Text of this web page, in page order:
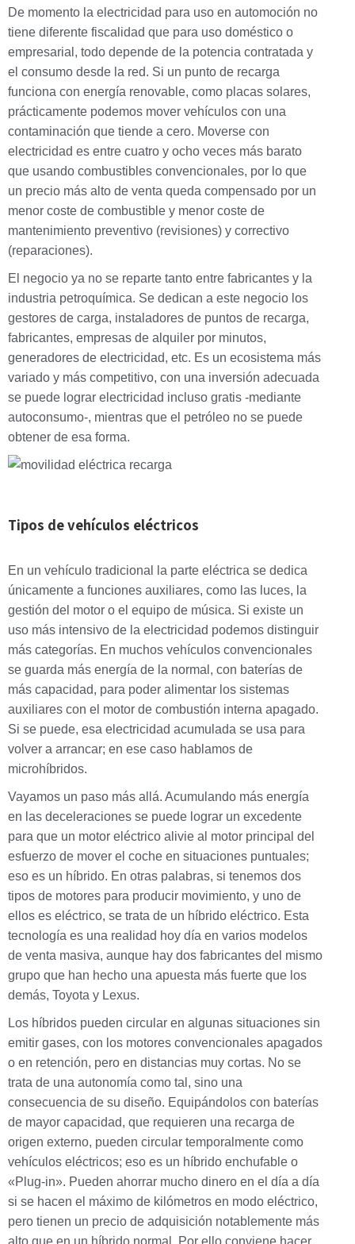
De momento la electricidad para uso en automoción no
tiene diferente fiscalidad que para uso doméstico o
empresarial, todo depende de la potencia contratada y
el consumo desde la red. Si un punto de recarga
funciona con energía renovable, como placas solares,
prácticamente podemos mover vehículos con una
contaminación que tiende a cero. Moverse con
electricidad es entre cuatro y ocho veces más barato
que usando combustibles convencionales, por lo que
un precio más alto de venta queda compensado por un
menor coste de combustible y menor coste de
mantenimiento preventivo (revisiones) y correctivo
(reparaciones).
El negocio ya no se reparte tanto entre fabricantes y la
industria petroquímica. Se dedican a este negocio los
gestores de carga, instaladores de puntos de recarga,
fabricantes, empresas de alquiler por minutos,
generadores de electricidad, etc. Es un ecosistema más
variado y más competitivo, con una inversión adecuada
se puede lograr electricidad incluso gratis -mediante
autoconsumo-, mientras que el petróleo no se puede
obtener de esa forma.
Tipos de vehículos eléctricos
En un vehículo tradicional la parte eléctrica se dedica
únicamente a funciones auxiliares, como las luces, la
gestión del motor o el equipo de música. Si existe un
uso más intensivo de la electricidad podemos distinguir
más categorías. En muchos vehículos convencionales
se guarda más energía de la normal, con baterías de
más capacidad, para poder alimentar los sistemas
auxiliares con el motor de combustión interna apagado.
Si se puede, esa electricidad acumulada se usa para
volver a arrancar; en ese caso hablamos de
microhíbridos.
Vayamos un paso más allá. Acumulando más energía
en las deceleraciones se puede lograr un excedente
para que un motor eléctrico alivie al motor principal del
esfuerzo de mover el coche en situaciones puntuales;
eso es un híbrido. En otras palabras, si tenemos dos
tipos de motores para producir movimiento, y uno de
ellos es eléctrico, se trata de un híbrido eléctrico. Esta
tecnología es una realidad hoy día en varios modelos
de venta masiva, aunque hay dos fabricantes del mismo
grupo que han hecho una apuesta más fuerte que los
demás, Toyota y Lexus.
Los híbridos pueden circular en algunas situaciones sin
emitir gases, con los motores convencionales apagados
o en retención, pero en distancias muy cortas. No se
trata de una autonomía como tal, sino una
consecuencia de su diseño. Equipándolos con baterías
de mayor capacidad, que requieren una recarga de
origen externo, pueden circular temporalmente como
vehículos eléctricos; eso es un híbrido enchufable o
«Plug-in». Pueden ahorrar mucho dinero en el día a día
si se hacen el máximo de kilómetros en modo eléctrico,
pero tienen un precio de adquisición notablemente más
alto que en un híbrido normal. Por ello conviene hacer